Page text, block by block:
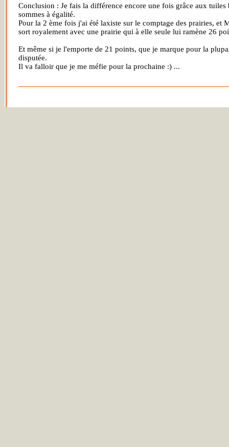
Conclusion : Je fais la différence encore une fois grâce aux
sommes à égalité.
Pour la 2 ème fois j'ai été laxiste sur le comptage des prairies,
sort royalement avec une prairie qui à elle seule lui ramène 26
Et même si je l'emporte de 21 points, que je marque pour la
disputée.
Il va falloir que je me méfie pour la prochaine :) ...